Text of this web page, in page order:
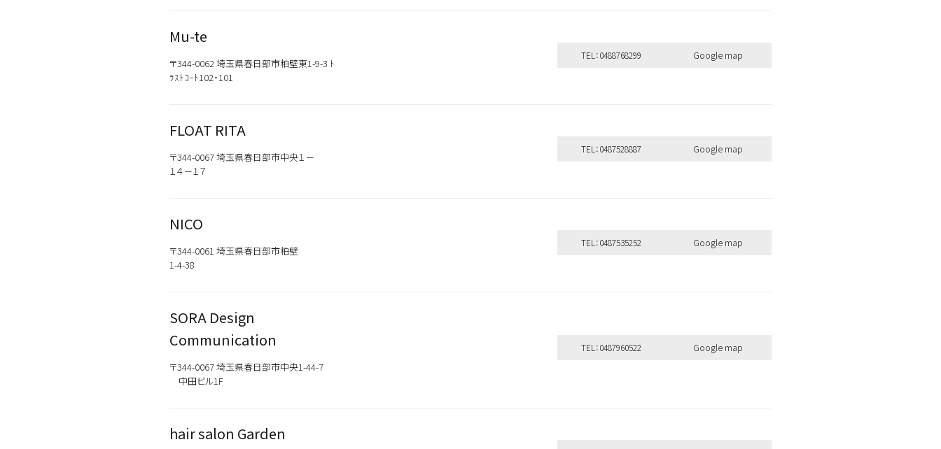
スタイリング 全ての商品を見る
新商品
お試しサイズあり
シトラス
お買い求めの際はお近くの取扱いサロンへお問い合わせください。
Mu-te
〒344-0062 埼玉県春日部市粕壁東1-9-3 ﾄ
ﾗｽﾄｺｰﾄ102・101
TEL：0488768299 Google map
FLOAT RITA
〒344-0067 埼玉県春日部市中央１－
１４－１７
TEL：0487528887 Google map
NICO
〒344-0061 埼玉県春日部市粕壁
1-4-38
TEL：0487535252 Google map
SORA Design
Communication
〒344-0067 埼玉県春日部市中央1-44-7
中田ビル1F
TEL：0487960522 Google map
hair salon Garden